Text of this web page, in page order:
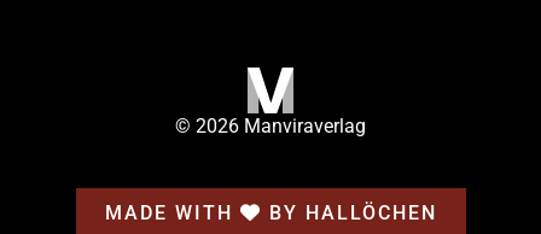
© 2026 Manviraverlag
MADE WITH BY HALLÖCHEN